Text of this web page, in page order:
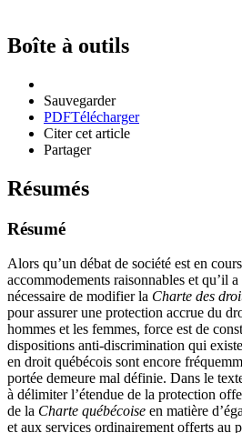
Boîte à outils
Sauvegarder
PDFTélécharger
Citer cet article
Partager
Résumés
Résumé
Alors qu’un débat de société est en
accommodements raisonnables et qu’il
nécessaire de modifier la Charte des
pour assurer une protection accrue du
hommes et les femmes, force est de
dispositions anti-discrimination qui
en droit québécois sont encore
portée demeure mal définie. Dans le
à délimiter l’étendue de la protection
de la Charte québécoise en matière
et aux services ordinairement offerts au